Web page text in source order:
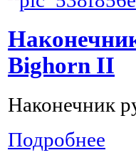
Bighorn II
Наконечник
Подробнее